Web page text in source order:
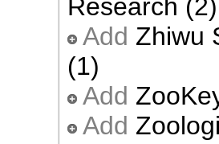
Research (2)
Add Zhiwu
(1)
Add
Add